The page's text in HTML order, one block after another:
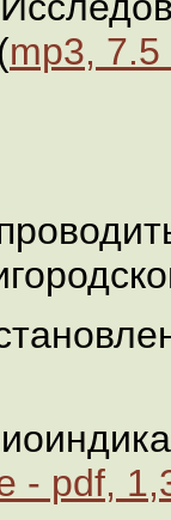
mp3, 7.5
- pdf,